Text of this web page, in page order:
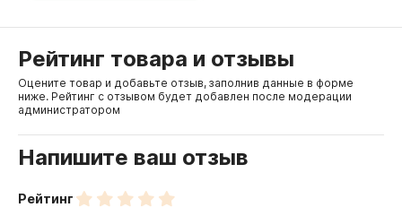
Рейтинг товара и отзывы
Оцените товар и добавьте отзыв, заполнив данные в форме
ниже. Рейтинг с отзывом будет добавлен после модерации
администратором
Напишите ваш отзыв
Рейтинг